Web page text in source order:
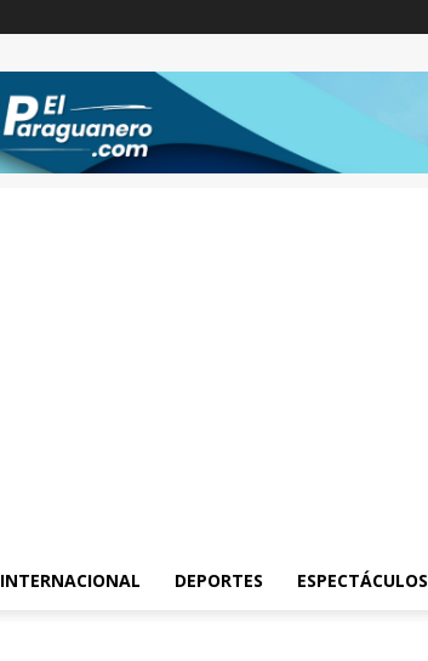
INTERNACIONAL DEPORTES ESPECTÁCULOS